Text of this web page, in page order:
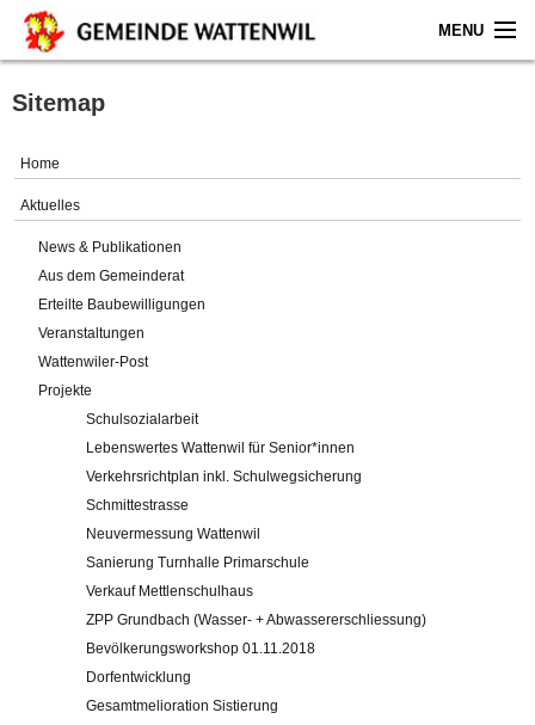
MENU
Home
Gemeinde
Verwaltung
Online-Service
Impressum
Sitemap
Home
Aktuelles
News & Publikationen
Aus dem Gemeinderat
Erteilte Baubewilligungen
Veranstaltungen
Wattenwiler-Post
Projekte
Schulsozialarbeit
Lebenswertes Wattenwil für Senior*innen
Verkehrsrichtplan inkl. Schulwegsicherung
Schmittestrasse
Neuvermessung Wattenwil
Sanierung Turnhalle Primarschule
Verkauf Mettlenschulhaus
ZPP Grundbach (Wasser- + Abwassererschliessung)
Bevölkerungsworkshop 01.11.2018
Dorfentwicklung
Gesamtmelioration Sistierung